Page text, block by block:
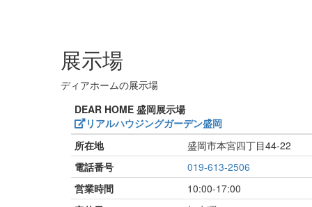
展示場
ディアホームの展示場
DEAR HOME 盛岡展示場
リアルハウジングガーデン盛岡
所在地
盛岡市本宮四丁目44-22
電話番号
019-613-2506
営業時間
10:00-17:00